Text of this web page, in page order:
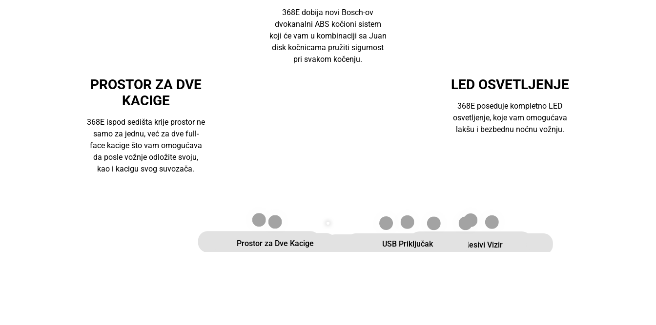
368E dobija novi Bosch-ov
dvokanalni ABS kočioni sistem
koji će vam u kombinaciji sa Juan
disk kočnicama pružiti sigurnost
pri svakom kočenju.
PROSTOR ZA DVE
KACIGE
368E ispod sedišta krije prostor ne
samo za jednu, već za dve full-
face kacige što vam omogućava
da posle vožnje odložite svoju,
kao i kacigu svog suvozača.
LED OSVETLJENJE
368E poseduje kompletno LED
osvetljenje, koje vam omogućava
lakšu i bezbednu noćnu vožnju.
LED Farovi
Bosch ABS i Disk Kočnice
TFT Ekran
Elektro-Podesivi Vizir
Parking Kočnica
Vodeno Hlađeni Agregat
Prostor za Dve Kacige USB Priključak